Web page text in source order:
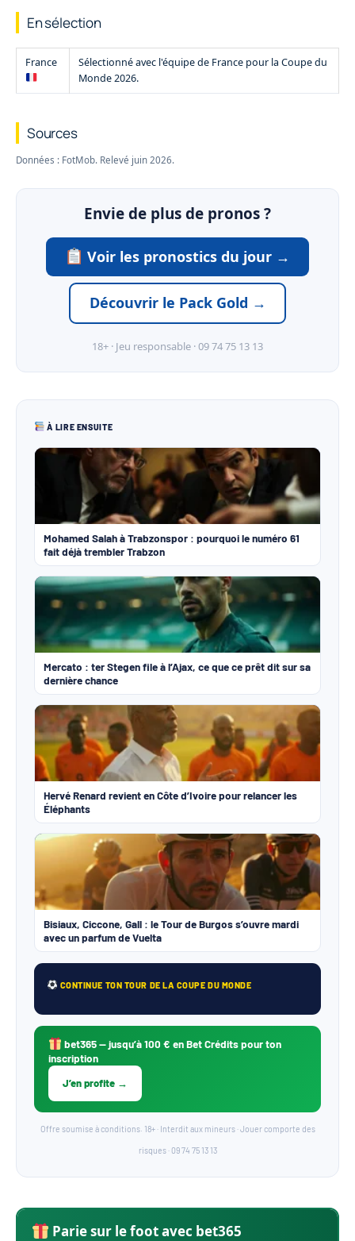
En sélection
France
Sélectionné avec l'équipe de France pour la Coupe du
Monde 2026.
Sources
Données : FotMob. Relevé juin 2026.
Envie de plus de pronos ?
Voir les pronostics du jour →
Découvrir le Pack Gold →
18+ · Jeu responsable · 09 74 75 13 13
À LIRE ENSUITE
Mohamed Salah à Trabzonspor : pourquoi le numéro 61
fait déjà trembler Trabzon
Mercato : ter Stegen file à l’Ajax, ce que ce prêt dit sur sa
dernière chance
Hervé Renard revient en Côte d’Ivoire pour relancer les
Éléphants
Bisiaux, Ciccone, Gall : le Tour de Burgos s’ouvre mardi
avec un parfum de Vuelta
CONTINUE TON TOUR DE LA COUPE DU MONDE
bet365— jusqu’à 100 € en Bet Crédits pour ton
inscription
J’en profite →
Offre soumise à conditions. 18+ · Interdit aux mineurs · Jouer comporte des
risques · 09 74 75 13 13
Parie sur le foot avec bet365